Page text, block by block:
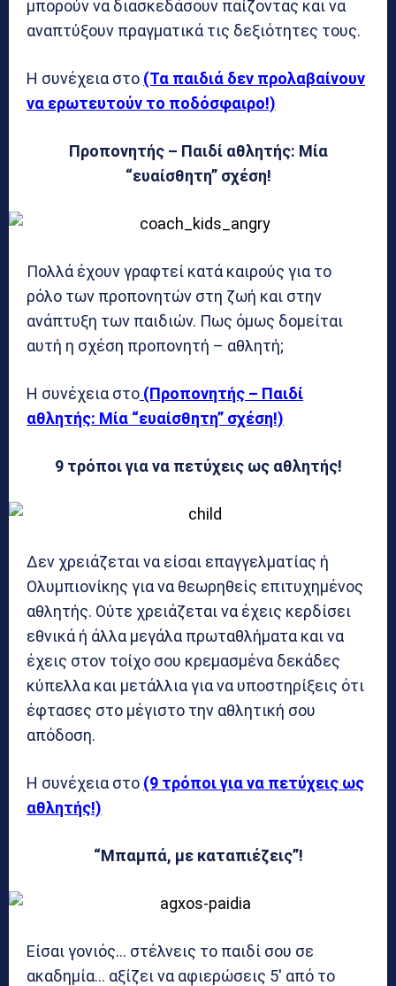
μπορούν να διασκεδάσουν παίζοντας και να
αναπτύξουν πραγματικά τις δεξιότητες τους.
Η συνέχεια στο (Τα παιδιά δεν προλαβαίνουν
να ερωτευτούν το ποδόσφαιρο!)
Προπονητής – Παιδί αθλητής: Μία
“ευαίσθητη” σχέση!
Πολλά έχουν γραφτεί κατά καιρούς για το
ρόλο των προπονητών στη ζωή και στην
ανάπτυξη των παιδιών. Πως όμως δομείται
αυτή η σχέση προπονητή – αθλητή;
Η συνέχεια στο (Προπονητής – Παιδί
αθλητής: Μία “ευαίσθητη” σχέση!)
9 τρόποι για να πετύχεις ως αθλητής!
Δεν χρειάζεται να είσαι επαγγελματίας ή
Ολυμπιονίκης για να θεωρηθείς επιτυχημένος
αθλητής. Ούτε χρειάζεται να έχεις κερδίσει
εθνικά ή άλλα μεγάλα πρωταθλήματα και να
έχεις στον τοίχο σου κρεμασμένα δεκάδες
κύπελλα και μετάλλια για να υποστηρίξεις ότι
έφτασες στο μέγιστο την αθλητική σου
απόδοση.
Η συνέχεια στο (9 τρόποι για να πετύχεις ως
αθλητής!)
“Μπαμπά, με καταπιέζεις”!
Είσαι γονιός… στέλνεις το παιδί σου σε
ακαδημία… αξίζει να αφιερώσεις 5′ από το